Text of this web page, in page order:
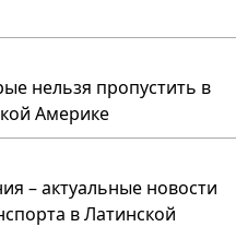
нельзя пропустить в
Америке
– актуальные новости
в Латинской